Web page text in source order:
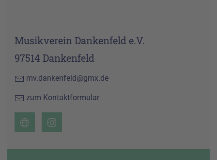
Musikverein Dankenfeld e.V.
97514 Dankenfeld
mv.dankenfeld@gmx.de
zum Kontaktformular